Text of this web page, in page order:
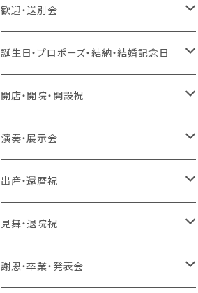
歓迎・送別会
生花 アレンジ、花束、バルーン
生花 アレンジ、バルーン
生花 アレンジ
造花 アレンジ、花束、バルーン
ラスティング 花束、枯れない花
ラスティング アレンジ、枯れない花
バルーンのみ
誕生日・プロポーズ・結納・結婚記念日
生花 アレンジ、花束、バルーン
生花 アレンジ、バルーン
生花 アレンジ
造花 アレンジ、花束、バルーン
ラスティング 花束、枯れない花
ラスティング アレンジ、枯れない花
スタンド 生花
開店・開院・開設祝
生花 アレンジ、花束、バルーン
生花 アレンジ、バルーン
生花 アレンジ
造花 アレンジ、花束、バルーン
ラスティング 花束、枯れない花
ラスティング アレンジ、枯れない花
演奏・展示会
生花 アレンジ、花束、バルーン
生花 アレンジ、バルーン
生花 アレンジ
造花 アレンジ、花束、バルーン
ラスティング 花束、枯れない花
出産・還暦祝
生花 アレンジ、花束、バルーン
生花 アレンジ、バルーン
造花 アレンジ、花束、バルーン
見舞・退院祝
生花 アレンジ、花束、バルーン
謝恩・卒業・発表会